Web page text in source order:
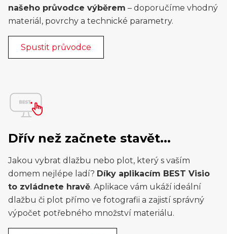
našeho průvodce výběrem – doporučíme vhodný
materiál, povrchy a technické parametry.
Spustit průvodce
Dřív než začnete stavět...
Jakou vybrat dlažbu nebo plot, který s vaším
domem nejlépe ladí? Díky aplikacím BEST Visio
to zvládnete hravě. Aplikace vám ukáží ideální
dlažbu či plot přímo ve fotografii a zajistí správný
výpočet potřebného množství materiálu.